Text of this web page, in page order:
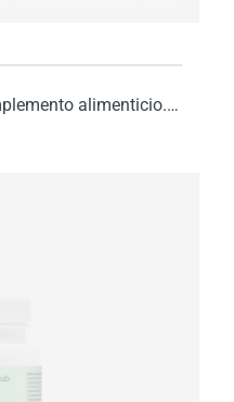
Coral Burdock Root – complemento alimenticio. Peso neto: 72 g